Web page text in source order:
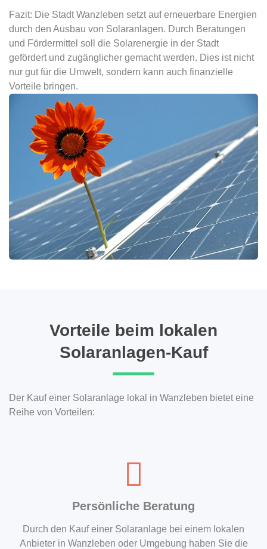
Fazit: Die Stadt Wanzleben setzt auf erneuerbare Energien
durch den Ausbau von Solaranlagen. Durch Beratungen
und Fördermittel soll die Solarenergie in der Stadt
gefördert und zugänglicher gemacht werden. Dies ist nicht
nur gut für die Umwelt, sondern kann auch finanzielle
Vorteile bringen.
Vorteile beim lokalen
Solaranlagen-Kauf
Der Kauf einer Solaranlage lokal in Wanzleben bietet eine
Reihe von Vorteilen:
Persönliche Beratung
Durch den Kauf einer Solaranlage bei einem lokalen
Anbieter in Wanzleben oder Umgebung haben Sie die